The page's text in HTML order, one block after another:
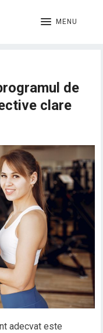
MENU
de
clare
adecvat este